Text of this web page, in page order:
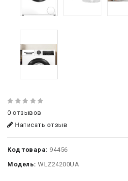
0 отзывов
Написать отзыв
Код товара: 94456
Модель: WLZ24200UA